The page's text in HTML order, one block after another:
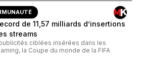
de 11,57 milliards d’insertions
streams
ciblées insérées dans les
la Coupe du monde de la FIFA